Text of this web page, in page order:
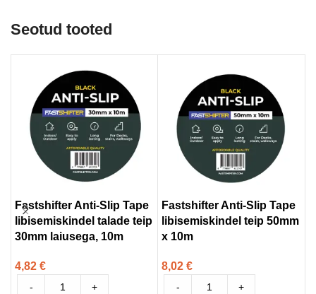
Seotud tooted
Fastshifter Anti-Slip Tape
libisemiskindel talade teip
30mm laiusega, 10m
4,82 €
- +
Fastshifter Anti-Slip Tape
libisemiskindel teip 50mm
x 10m
8,02 €
- +